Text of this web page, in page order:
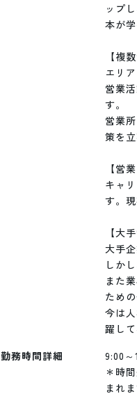
ップ
本が学
【複
エリ
営業
す。
営業
策を
【営
キャ
す。
【大
大手
しか
また
ため
今は
躍し
勤務時間詳細
9:00～
＊時
まれ